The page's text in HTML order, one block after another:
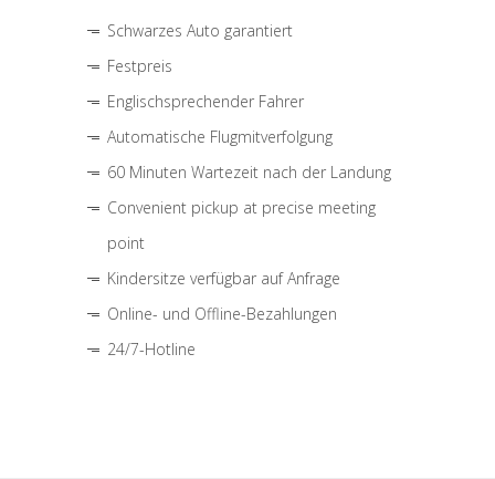
Schwarzes Auto garantiert
Festpreis
Englischsprechender Fahrer
Automatische Flugmitverfolgung
60 Minuten Wartezeit nach der Landung
Convenient pickup at precise meeting
point
Kindersitze verfügbar auf Anfrage
Online- und Offline-Bezahlungen
24/7-Hotline